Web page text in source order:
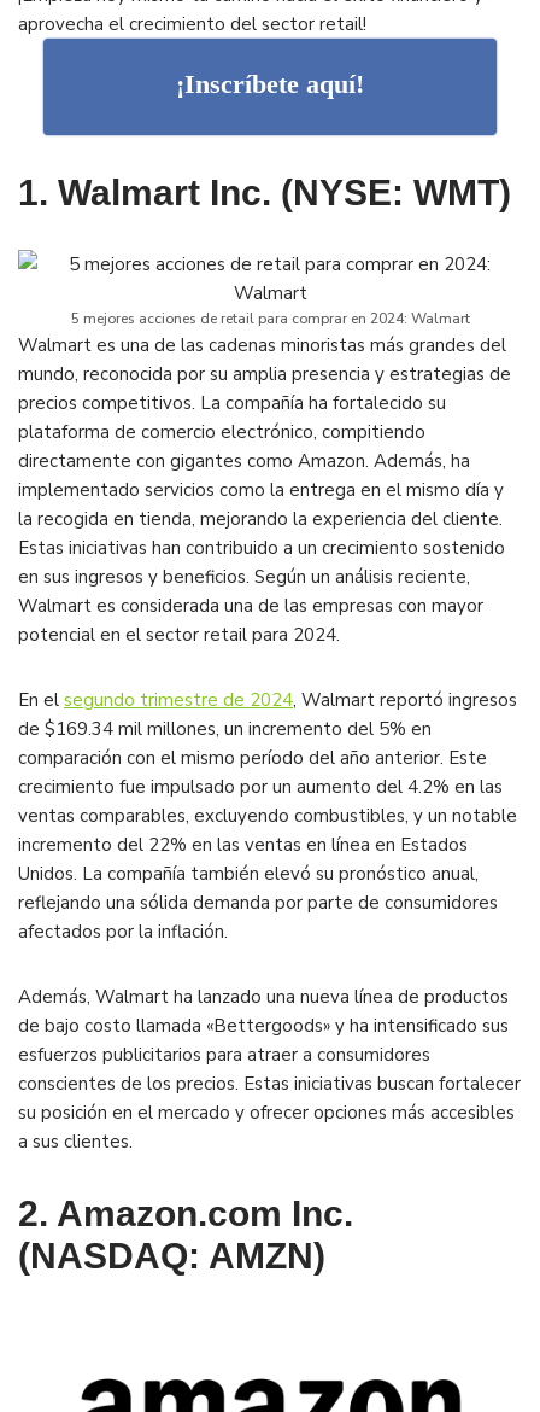
aprovecha el crecimiento del sector retail!
¡Inscríbete aquí!
1. Walmart Inc. (NYSE: WMT)
5 mejores acciones de retail para comprar en 2024: Walmart
Walmart es una de las cadenas minoristas más grandes del
mundo, reconocida por su amplia presencia y estrategias de
precios competitivos. La compañía ha fortalecido su
plataforma de comercio electrónico, compitiendo
directamente con gigantes como Amazon. Además, ha
implementado servicios como la entrega en el mismo día y
la recogida en tienda, mejorando la experiencia del cliente.
Estas iniciativas han contribuido a un crecimiento sostenido
en sus ingresos y beneficios. Según un análisis reciente,
Walmart es considerada una de las empresas con mayor
potencial en el sector retail para 2024.
En el segundo trimestre de 2024, Walmart reportó ingresos
de $169.34 mil millones, un incremento del 5% en
comparación con el mismo período del año anterior. Este
crecimiento fue impulsado por un aumento del 4.2% en las
ventas comparables, excluyendo combustibles, y un notable
incremento del 22% en las ventas en línea en Estados
Unidos. La compañía también elevó su pronóstico anual,
reflejando una sólida demanda por parte de consumidores
afectados por la inflación.
Además, Walmart ha lanzado una nueva línea de productos
de bajo costo llamada «Bettergoods» y ha intensificado sus
esfuerzos publicitarios para atraer a consumidores
conscientes de los precios. Estas iniciativas buscan fortalecer
su posición en el mercado y ofrecer opciones más accesibles
a sus clientes.
2. Amazon.com Inc.
(NASDAQ: AMZN)